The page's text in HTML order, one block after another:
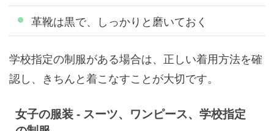
革靴は黒で、しっかりと磨いておく
学校指定の制服がある場合は、正しい着用方法を確
認し、きちんと着こなすことが大切です。
女子の服装 - スーツ、ワンピース、学校指定